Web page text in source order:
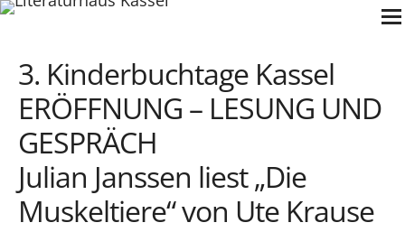
Zum
springen
3. Kinderbuchtage Kassel
ERÖFFNUNG – LESUNG UND
GESPRÄCH
Julian Janssen liest „Die
Muskeltiere“ von Ute Krause